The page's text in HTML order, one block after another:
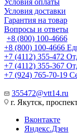
Условия доставки
Гарантия на товар
Вопросы и ответы
+8 (800) 100-4666
+8 (800) 100-4666
+7 (4112) 355-472
+7 (4112) 355-367
+7 (924) 765-70-19
355472@vtt14.ru
г. Якутск,
Вконтакте
Яндекс.Дзен